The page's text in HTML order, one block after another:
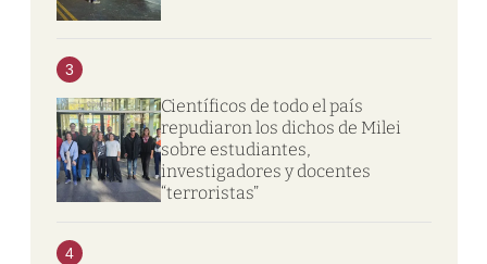
3
Científicos de todo el país
repudiaron los dichos de Milei
sobre estudiantes,
investigadores y docentes
“terroristas”
4